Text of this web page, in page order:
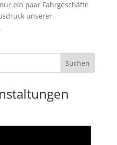
ein paar Fahrgeschäfte
unserer